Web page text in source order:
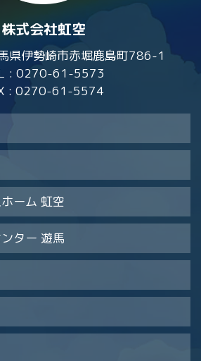
株式会社虹空
伊勢崎市赤堀鹿島町786-1
: 0270-61-5573
: 0270-61-5574
ーム 虹空
ター 遊馬